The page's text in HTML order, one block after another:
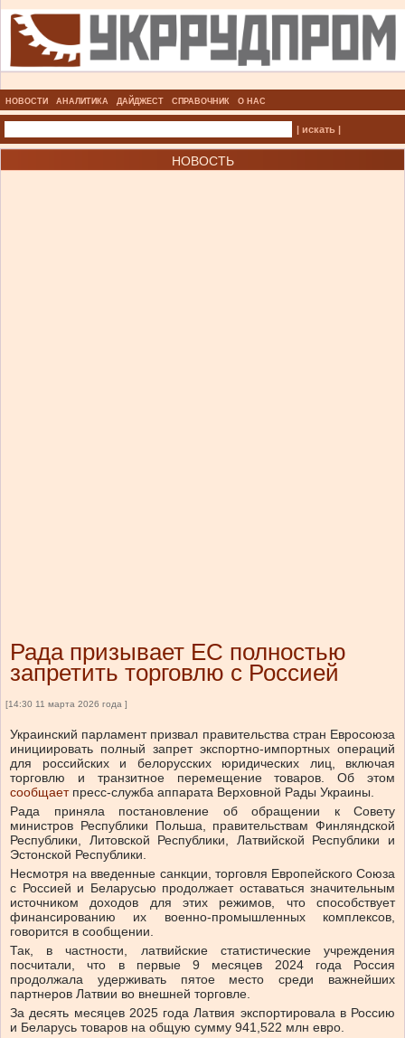
НОВОСТИ АНАЛИТИКА ДАЙДЖЕСТ СПРАВОЧНИК О НАС
| искать |
НОВОСТЬ
Рада призывает ЕС полностью
запретить торговлю с Россией
[14:30 11 марта 2026 года ]
Украинский парламент призвал правительства стран Евросоюза
инициировать полный запрет экспортно-импортных операций
для российских и белорусских юридических лиц, включая
торговлю и транзитное перемещение товаров.
Об этом
сообщает пресс-служба аппарата Верховной Рады Украины.
Рада приняла постановление об обращении к Совету
министров Республики Польша, правительствам Финляндской
Республики, Литовской Республики, Латвийской Республики и
Эстонской Республики.
Несмотря на введенные санкции, торговля Европейского Союза
с Россией и Беларусью продолжает оставаться значительным
источником доходов для этих режимов, что способствует
финансированию их военно-промышленных комплексов,
говорится в сообщении.
Так, в частности, латвийские статистические учреждения
посчитали, что в первые 9 месяцев 2024 года Россия
продолжала удерживать пятое место среди важнейших
партнеров Латвии во внешней торговле.
За десять месяцев 2025 года Латвия экспортировала в Россию
и Беларусь товаров на общую сумму 941,522 млн евро.